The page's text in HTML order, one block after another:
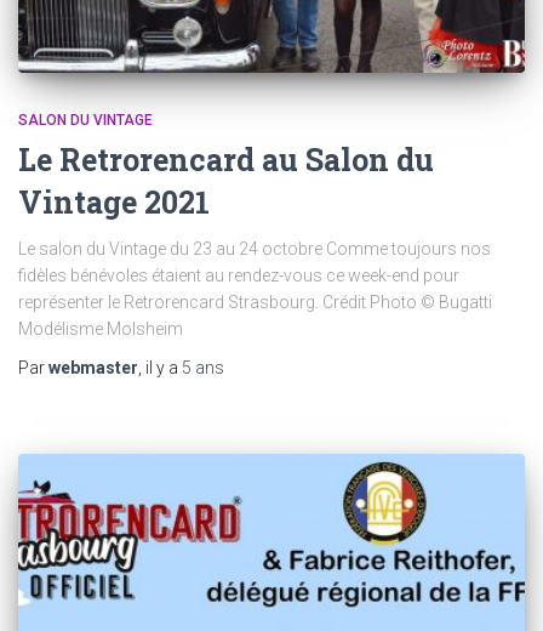
SALON DU VINTAGE
Le Retrorencard au Salon du
Vintage 2021
Le salon du Vintage du 23 au 24 octobre Comme toujours nos
fidèles bénévoles étaient au rendez-vous ce week-end pour
représenter le Retrorencard Strasbourg. Crédit Photo © Bugatti
Modélisme Molsheim
Parwebmaster , il y a 5 ans